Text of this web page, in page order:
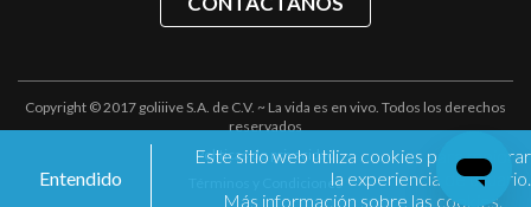
Copyright © 2017 goliiive S.A. de C.V. ~ La vida es en vivo. Todos los derechos
reservados
Políticas de privacidad
Términos y Condiciones
Entendido
Este sitio web utiliza cookies para mejorar
la experiencia de usuario.
Más información sobre las cookies.